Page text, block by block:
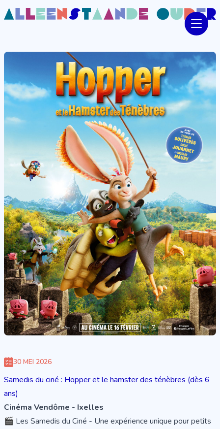
30 MEI 2026
Samedis du ciné : Hopper et le hamster des ténèbres (dès 6
ans)
Cinéma Vendôme - Ixelles
🎬 Les Samedis du Ciné - Une expérience unique pour petits